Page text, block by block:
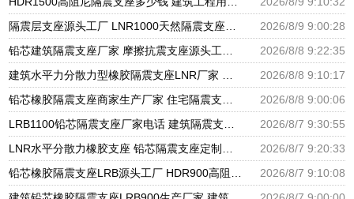
2026/8/9 9:00:28
2026/8/8 9:22:35
2026/8/8 9:10:17
2026/8/8 9:00:06
2026/8/7 9:30:55
2026/8/7 9:20:33
2026/8/7 9:10:08